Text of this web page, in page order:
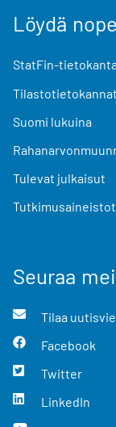
Löydä
StatFin-
Tilastotietokannat
Suomi lukuina
Tulevat julkaisut
Tutkimusaineistot
Seuraa
Tilaa
Facebook
Twitter
LinkedIn